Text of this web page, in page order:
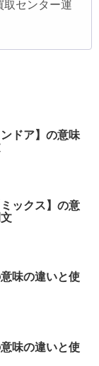
取センター運
ドア】の意味
ックス】の意
味の違いと使
味の違いと使